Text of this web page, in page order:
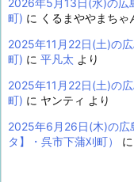
町) に くるまややまちゃ
2025年11月22日(土)の
町) に 平凡太 より
2025年11月22日(土)の
町) に ヤンティ より
2025年6月26日(木)の広
タ】・呉市下蒲刈町）
に